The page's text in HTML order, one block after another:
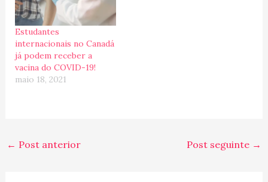
Estudantes
internacionais no Canadá
já podem receber a
vacina do COVID-19!
maio 18, 2021
← Post anterior Post seguinte →